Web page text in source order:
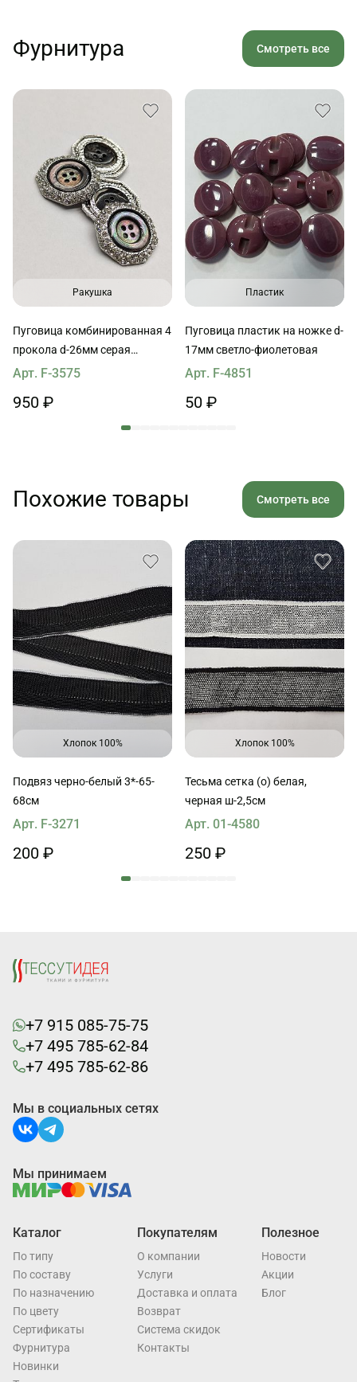
Фурнитура Смотреть все
Ракушка
Пуговица комбинированная 4
прокола d-26мм серая
ракушка со стразами
Арт. F-3575
950 ₽
Пластик
Пуговица пластик на ножке d-
17мм светло-фиолетовая
Арт. F-4851
50 ₽
Похожие товары Смотреть все
Хлопок 100%
Подвяз черно-белый 3*-65-
68см
Арт. F-3271
200 ₽
Хлопок 100%
Тесьма сетка (о) белая,
черная ш-2,5см
Арт. 01-4580
250 ₽
+7 915 085-75-75
+7 495 785-62-84
+7 495 785-62-86
Каталог
По типу
По составу
По назначению
По цвету
Cертификаты
Фурнитура
Новинки
Покупателям
О компании
Услуги
Доставка и оплата
Возврат
Система скидок
Контакты
Полезное
Новости
Акции
Блог
Мы в социальных сетях
Мы принимаем